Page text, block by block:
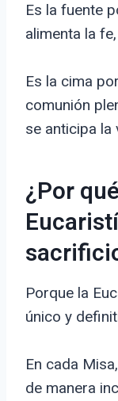
Es la fuente
alimenta la
Es la cima
comunión
se anticipa la
¿Por
Porque la
único y
En cada
de manera